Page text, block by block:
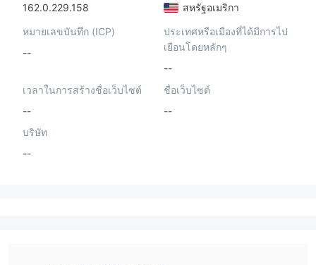
162.0.229.158
สหรัฐอเมริกา
หมายเลขบันทึก (ICP)
--
ประเทศหรือเมืองที่ได้มีการไป
เยือนโดยหลักๆ
--
เวลาในการสร้างชื่อเว็บไซต์
--
ชื่อเว็บไซต์
--
บริษัท
--